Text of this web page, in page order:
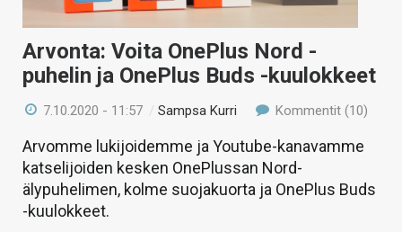
HAKU
Arvonta: Voita OnePlus Nord -
puhelin ja OnePlus Buds -kuulokkeet
7.10.2020 - 11:57 /Sampsa Kurri Kommentit (10)
Arvomme lukijoidemme ja Youtube-kanavamme
katselijoiden kesken OnePlussan Nord-
älypuhelimen, kolme suojakuorta ja OnePlus Buds
-kuulokkeet.